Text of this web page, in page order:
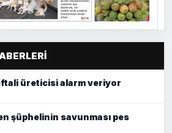
üreticisi alarm veriyor
şüphelinin savunması pes